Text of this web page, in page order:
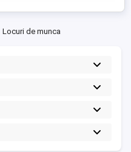
Locuri de munca